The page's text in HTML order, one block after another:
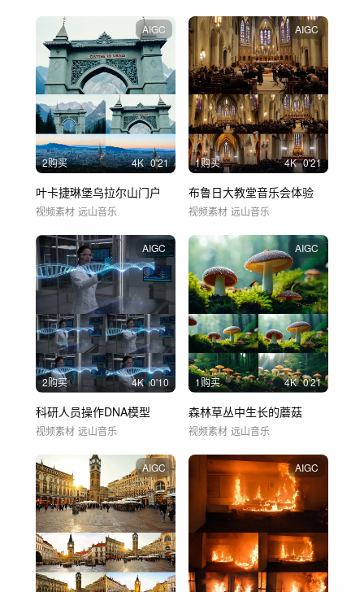
AIGC
2购买 4K 0'21
叶卡捷琳堡乌拉尔山门户
视频素材 远山音乐
AIGC
1购买 4K 0'21
布鲁日大教堂音乐会体验
视频素材 远山音乐
AIGC
2购买 4K 0'10
科研人员操作DNA模型
视频素材 远山音乐
AIGC
1购买 4K 0'21
森林草丛中生长的蘑菇
视频素材 远山音乐
AIGC AIGC